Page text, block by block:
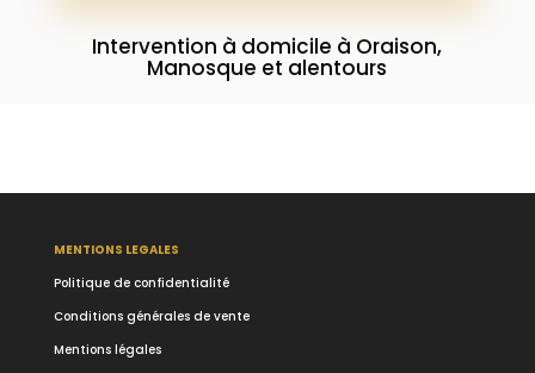
Intervention à domicile à Oraison,
Manosque et alentours
MENTIONS LEGALES
Politique de confidentialité
Conditions générales de vente
Mentions légales